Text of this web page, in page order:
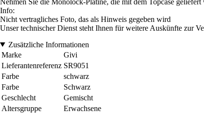
Nehmen Sie die Monolock-Platine, die mit dem Topcase geliefert
Info:
Nicht vertragliches Foto, das als Hinweis gegeben wird
Unser technischer Dienst steht Ihnen für weitere Auskünfte zur
Zusätzliche Informationen
Marke
Givi
Lieferantenreferenz SR9051
Farbe
schwarz
Farbe
Schwarz
Geschlecht
Gemischt
Altersgruppe
Erwachsene